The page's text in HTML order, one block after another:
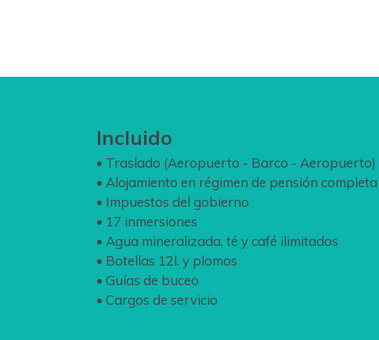
Incluido
• Traslado (Aeropuerto - Barco - Aeropuerto)
• Alojamiento en régimen de pensión completa
• Impuestos del gobierno
• 17 inmersiones
• Agua mineralizada, té y café ilimitados
• Botellas 12l. y plomos
• Guías de buceo
• Cargos de servicio